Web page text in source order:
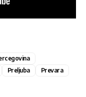
Preljuba
Prevara